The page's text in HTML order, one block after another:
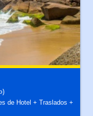
de Hotel + Traslados +